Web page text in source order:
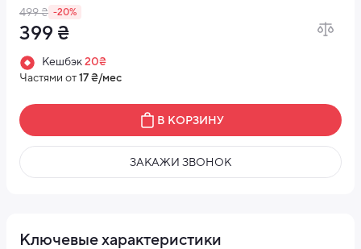
499 ₴ -20%
399 ₴
В КОРЗИНУ
ЗАКАЖИ ЗВОНОК
Кешбэк20₴
Частями от17 ₴/мес
Ключевые характеристики